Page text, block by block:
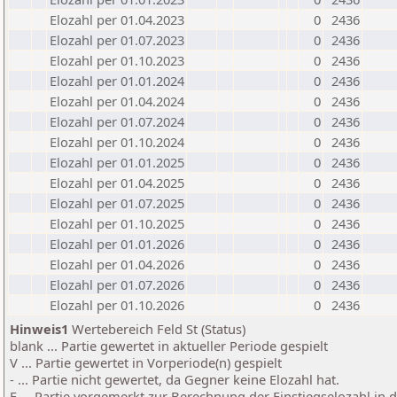
Elozahl per 01.04.2023
0 2436
Elozahl per 01.07.2023
0 2436
Elozahl per 01.10.2023
0 2436
Elozahl per 01.01.2024
0 2436
Elozahl per 01.04.2024
0 2436
Elozahl per 01.07.2024
0 2436
Elozahl per 01.10.2024
0 2436
Elozahl per 01.01.2025
0 2436
Elozahl per 01.04.2025
0 2436
Elozahl per 01.07.2025
0 2436
Elozahl per 01.10.2025
0 2436
Elozahl per 01.01.2026
0 2436
Elozahl per 01.04.2026
0 2436
Elozahl per 01.07.2026
0 2436
Elozahl per 01.10.2026
0 2436
Hinweis1 Wertebereich Feld St (Status)
blank ... Partie gewertet in aktueller Periode gespielt
V ... Partie gewertet in Vorperiode(n) gespielt
- ... Partie nicht gewertet, da Gegner keine Elozahl hat.